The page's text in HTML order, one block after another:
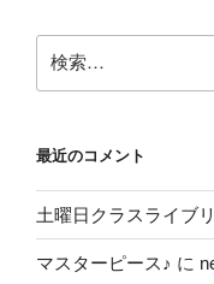
索:
最近のコメント
土曜日クラスライブ
マスターピース♪ に